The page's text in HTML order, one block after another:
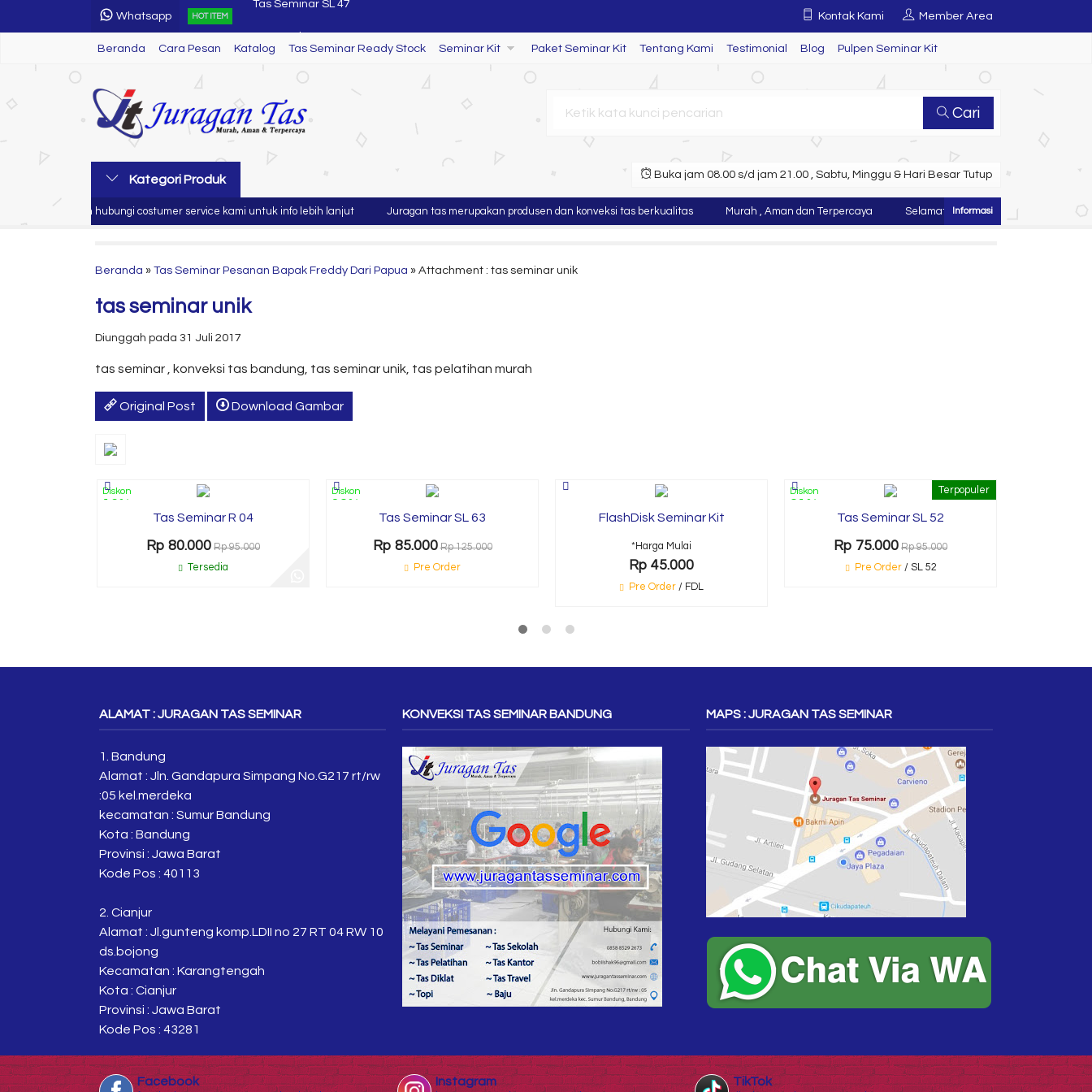
Whatsapp HOT ITEM
Tas Seminar R 65
Tas Seminar R 46
Tas Seminar Selempang SL 73
Tas Seminar 3 in 1
Tas Seminar R 48
Kontak Kami Member Area
Beranda Cara Pesan Katalog Tas Seminar Ready Stock Seminar Kit Paket Seminar Kit Tentang Kami Testimonial Blog Pulpen Seminar Kit
Cari
Kategori Produk Buka jam 08.00 s/d jam 21.00 , Sabtu, Minggu & Hari Besar Tutup
Silahkan hubungi costumer service kami untuk info lebih lanjut Juragan tas merupakan produsen dan konveksi tas berkualitas Murah , Aman dan Terpercaya Selamat Datang di Website Juragan Tas
Beranda » Tas Seminar Pesanan Bapak Freddy Dari Papua » Attachment : tas seminar unik
tas seminar unik
Diunggah pada 31 Juli 2017
tas seminar , konveksi tas bandung, tas seminar unik, tas pelatihan murah
Original Post Download Gambar
Diskon
16%
Tas Seminar R 04
Rp 80.000 Rp 95.000
Tersedia
Diskon
32%
Tas Seminar SL 63
Rp 85.000 Rp 125.000
Pre Order
FlashDisk Seminar Kit
*Harga Mulai
Rp 45.000
Pre Order / FDL
Terpopuler
Diskon
21%
Tas Seminar SL 52
Rp 75.000 Rp 95.000
Pre Order/ SL 52
ALAMAT : JURAGAN TAS SEMINAR
1. Bandung
Alamat : Jln. Gandapura Simpang No.G217 rt/rw
:05 kel.merdeka
kecamatan : Sumur Bandung
Kota : Bandung
Provinsi : Jawa Barat
Kode Pos : 40113
2. Cianjur
Alamat : Jl.gunteng komp.LDII no 27 RT 04 RW 10
ds.bojong
Kecamatan : Karangtengah
Kota : Cianjur
Provinsi : Jawa Barat
Kode Pos : 43281
KONVEKSI TAS SEMINAR BANDUNG MAPS : JURAGAN TAS SEMINAR
Facebook Instagram TikTok